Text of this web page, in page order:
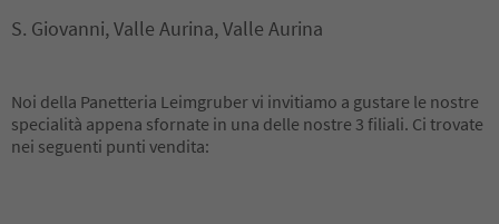
S. Giovanni, Valle Aurina, Valle Aurina
Noi della Panetteria Leimgruber vi invitiamo a gustare le nostre
specialità appena sfornate in una delle nostre 3 filiali. Ci trovate
nei seguenti punti vendita: